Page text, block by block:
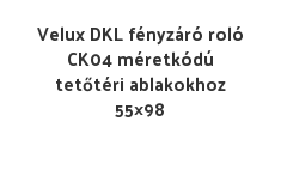
Velux DKL fényzáró roló
CK04 méretkódú
tetőtéri ablakokhoz
55×98